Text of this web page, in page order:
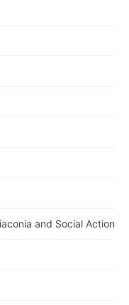
and Social Action